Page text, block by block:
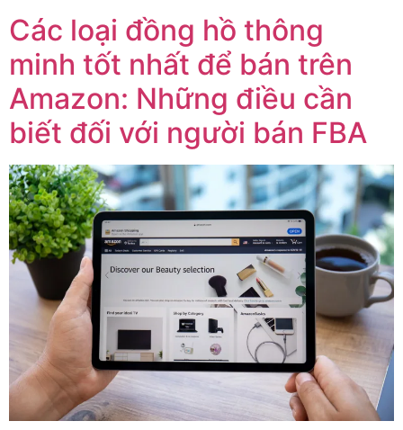
Các loại đồng hồ thông
minh tốt nhất để bán trên
Amazon: Những điều cần
biết đối với người bán FBA